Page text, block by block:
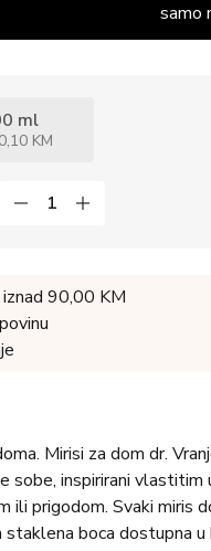
samo
ml
KM
90,00 KM
Mirisi za dom dr.
sobe, inspirirani
ili prigodom. Svaki miris
staklena boca dostupna